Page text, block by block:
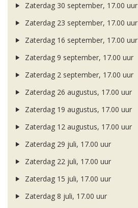
Zaterdag 30 september, 17.00 uur
Zaterdag 23 september, 17.00 uur
Zaterdag 16 september, 17.00 uur
Zaterdag 9 september, 17.00 uur
Zaterdag 2 september, 17.00 uur
Zaterdag 26 augustus, 17.00 uur
Zaterdag 19 augustus, 17.00 uur
Zaterdag 12 augustus, 17.00 uur
Zaterdag 29 juli, 17.00 uur
Zaterdag 22 juli, 17.00 uur
Zaterdag 15 juli, 17.00 uur
Zaterdag 8 juli, 17.00 uur